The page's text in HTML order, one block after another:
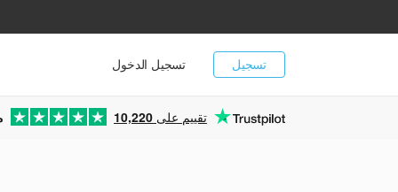
تسجيل تسجيل الدخول
10,220 تقييم على